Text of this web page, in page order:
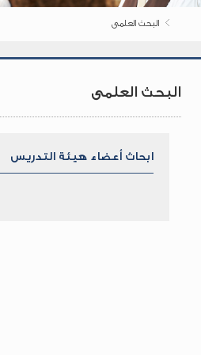
البحث العلمى
البحث العلمى
ابحاث أعضاء هيئة التدريس